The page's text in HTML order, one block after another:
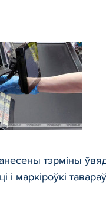
тэрміны
і маркіроўкі тавараў